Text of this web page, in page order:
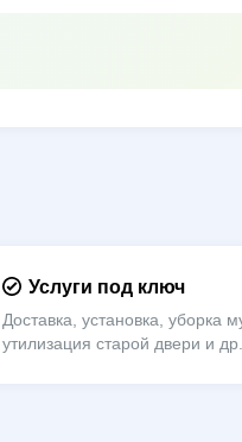
Услуги под ключ
Доставка, установка, уборка
утилизация старой двери и др.